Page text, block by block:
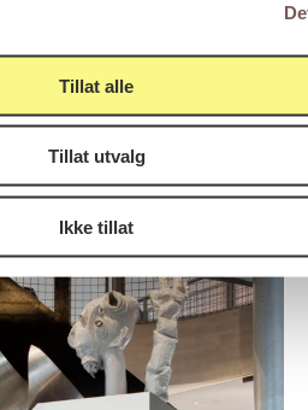
Tillat alle
Tillat utvalg
Ikke tillat